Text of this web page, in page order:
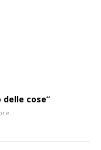
delle cose”